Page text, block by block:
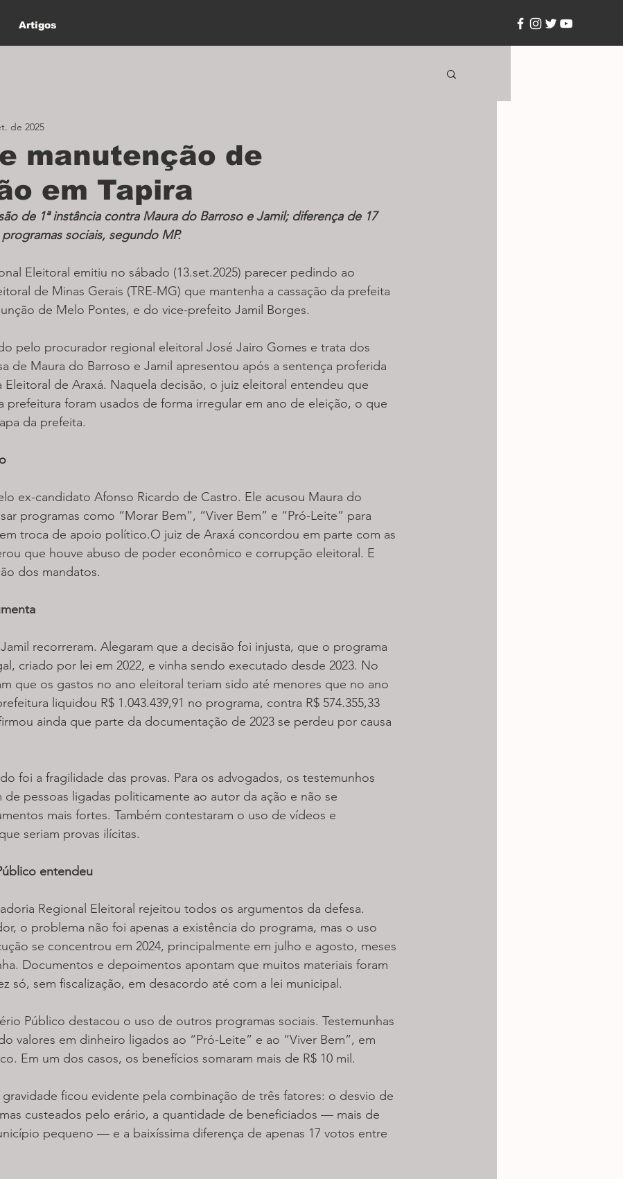
Artigos
manutenção de
em Tapira
de 2025
de 1ª instância contra Maura do Barroso e Jamil; diferença de 17
sociais, segundo MP.
Eleitoral emitiu no sábado (13.set.2025) parecer pedindo ao
de Minas Gerais (TRE-MG) que mantenha a cassação da prefeita
de Melo Pontes, e do vice-prefeito Jamil Borges.
pelo procurador regional eleitoral José Jairo Gomes e trata dos
de Maura do Barroso e Jamil apresentou após a sentença proferida
Eleitoral de Araxá. Naquela decisão, o juiz eleitoral entendeu que
prefeitura foram usados de forma irregular em ano de eleição, o que
da prefeita.
ex-candidato Afonso Ricardo de Castro. Ele acusou Maura do
programas como “Morar Bem”, “Viver Bem” e “Pró-Leite” para
troca de apoio político.O juiz de Araxá concordou em parte com as
que houve abuso de poder econômico e corrupção eleitoral. E
dos mandatos.
recorreram. Alegaram que a decisão foi injusta, que o programa
criado por lei em 2022, e vinha sendo executado desde 2023. No
que os gastos no ano eleitoral teriam sido até menores que no ano
liquidou R$ 1.043.439,91 no programa, contra R$ 574.355,33
ainda que parte da documentação de 2023 se perdeu por causa
foi a fragilidade das provas. Para os advogados, os testemunhos
de pessoas ligadas politicamente ao autor da ação e não se
mais fortes. Também contestaram o uso de vídeos e
seriam provas ilícitas.
entendeu
Regional Eleitoral rejeitou todos os argumentos da defesa.
o problema não foi apenas a existência do programa, mas o uso
se concentrou em 2024, principalmente em julho e agosto, meses
Documentos e depoimentos apontam que muitos materiais foram
só, sem fiscalização, em desacordo até com a lei municipal.
Público destacou o uso de outros programas sociais. Testemunhas
valores em dinheiro ligados ao “Pró-Leite” e ao “Viver Bem”, em
Em um dos casos, os benefícios somaram mais de R$ 10 mil.
gravidade ficou evidente pela combinação de três fatores: o desvio de
custeados pelo erário, a quantidade de beneficiados — mais de
pequeno — e a baixíssima diferença de apenas 17 votos entre